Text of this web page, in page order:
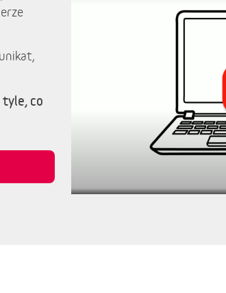
tyle, co